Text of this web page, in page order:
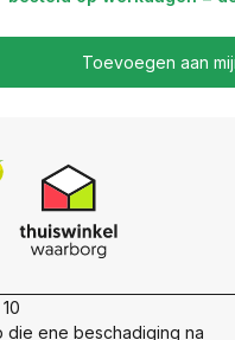
Toevoegen aan
die ene beschadiging na